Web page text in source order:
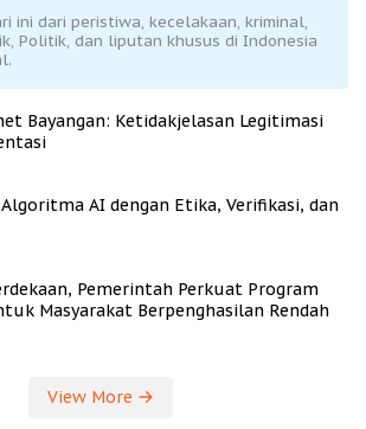
ini dari peristiwa, kecelakaan, kriminal,
Politik, dan liputan khusus di Indonesia
Bayangan: Ketidakjelasan Legitimasi
AI dengan Etika, Verifikasi, dan
Pemerintah Perkuat Program
Masyarakat Berpenghasilan Rendah
View More